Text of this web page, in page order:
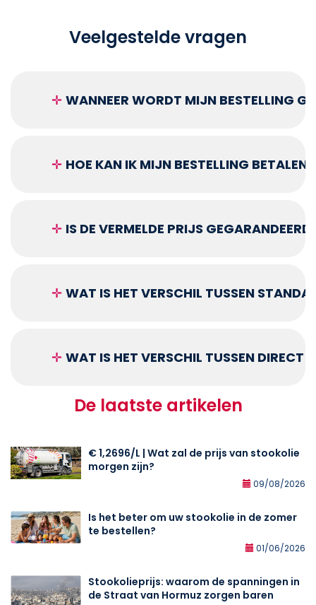
Veelgestelde vragen
✛ WANNEER WORDT MIJN BESTELLING
✛ HOE KAN IK MIJN BESTELLING BETALEN?
✛ IS DE VERMELDE PRIJS
✛ WAT IS HET VERSCHIL TUSSEN
✛ WAT IS HET VERSCHIL TUSSEN DIRECT
De laatste artikelen
€ 1,2696/L | Wat zal de prijs van stookolie
morgen zijn?
09/08/2026
Is het beter om uw stookolie in de zomer
te bestellen?
01/06/2026
Stookolieprijs: waarom de spanningen in
de Straat van Hormuz zorgen baren